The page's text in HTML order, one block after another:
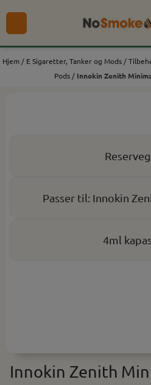
Hopp til innhold
Hjem / E Sigaretter, Tanker og Mods /
Pods / Innokin Zenith
Passer til: Innokin
4ml
Innokin Zenith